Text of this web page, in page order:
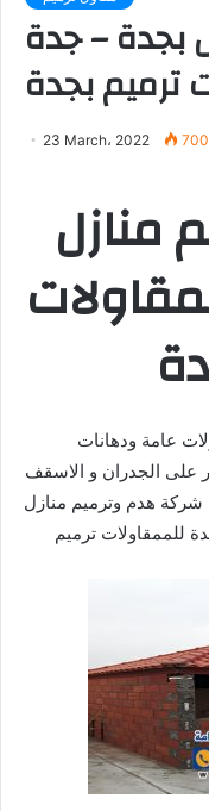
بجدة – جدة
ترميم بجدة
23 March، 2022 700
منازل
عامة ودهانات
على الجدران و الاسقف
شركة هدم وترميم منازل
للممقاولات ترميم